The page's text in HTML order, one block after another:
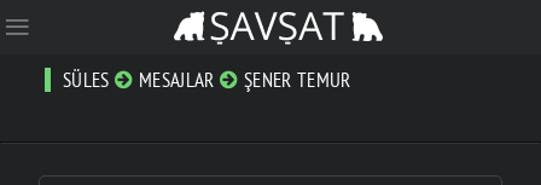
SÜLES MESAJLAR ŞENER TEMUR